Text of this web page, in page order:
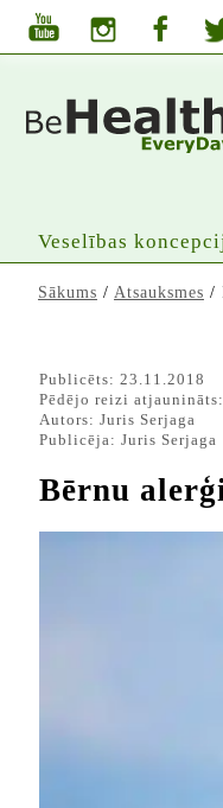
Veselības
Sākums / Atsauksmes /
Publicēts: 23.11.2018
Pēdējo reizi
Autors: Juris Serjaga
Publicēja: Juris Serjaga
Bērnu